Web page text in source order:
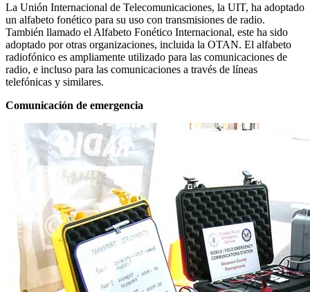
La Unión Internacional de Telecomunicaciones, la UIT, ha adoptado
un alfabeto fonético para su uso con transmisiones de radio.
También llamado el Alfabeto Fonético Internacional, este ha sido
adoptado por otras organizaciones, incluida la OTAN. El alfabeto
radiofónico es ampliamente utilizado para las comunicaciones de
radio, e incluso para las comunicaciones a través de líneas
telefónicas y similares.
Comunicación de emergencia